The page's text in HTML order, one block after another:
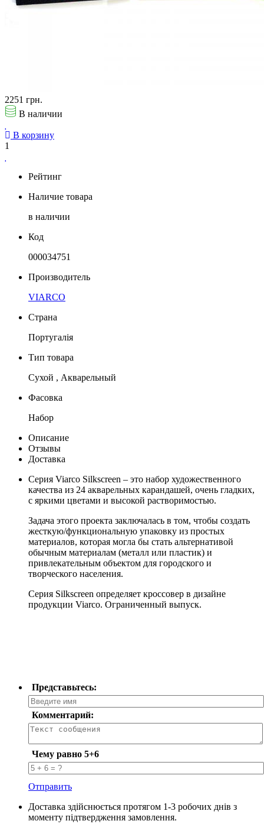
2251 грн.
В наличии
В корзину
1
Рейтинг
Наличие товара
в наличии
Код
000034751
Производитель
VIARCO
Страна
Португалія
Тип товара
Сухой , Акварельный
Фасовка
Набор
Описание
Отзывы
Доставка
Серия Viarco Silkscreen – это набор художественного
качества из 24 акварельных карандашей, очень гладких,
с яркими цветами и высокой растворимостью.
Задача этого проекта заключалась в том, чтобы создать
жесткую/функциональную упаковку из простых
материалов, которая могла бы стать альтернативой
обычным материалам (металл или пластик) и
привлекательным объектом для городского и
творческого населения.
Серия Silkscreen определяет кроссовер в дизайне
продукции Viarco. Ограниченный выпуск.
Представьтесь:
Комментарий:
Чему равно 5+6
Отправить
Доставка здійснюється протягом 1-3 робочих днів з
моменту підтвердження замовлення.